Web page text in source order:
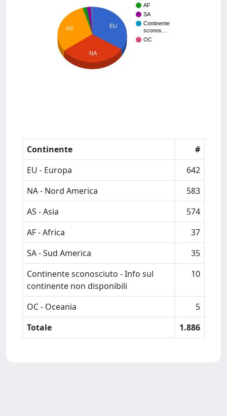
AF
SA
Continente
sconos…
OC
EU
AS
NA
Continente
#
EU - Europa
642
NA - Nord America
583
AS - Asia
574
AF - Africa
37
SA - Sud America
35
Continente sconosciuto - Info sul
continente non disponibili
10
OC - Oceania
5
Totale
1.886